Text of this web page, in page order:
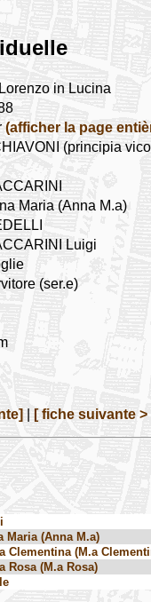
in Lucina
(afficher la page
(principia
Maria (Anna M.a)
Luigi
(ser.e)
[ fiche suivante >
Maria (Anna M.a)
Clementina (M.a
Rosa (M.a Rosa)